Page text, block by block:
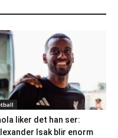
liker det han ser:
Isak blir enorm